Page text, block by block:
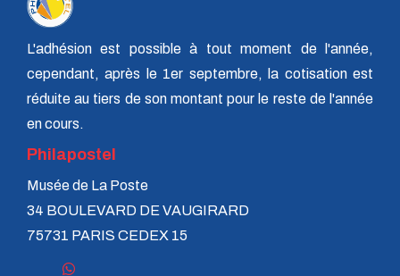
L'adhésion est possible à tout moment de l'année,
cependant, après le 1er septembre, la cotisation est
réduite au tiers de son montant pour le reste de l'année
en cours.
Philapostel
Musée de La Poste
34 BOULEVARD DE VAUGIRARD
75731 PARIS CEDEX 15